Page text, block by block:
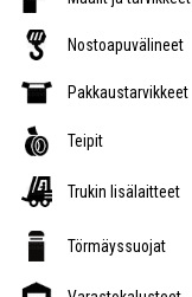
Nostoapuvälineet
Pakkaustarvikkeet
Teipit
Trukin lisälaitteet
Törmäyssuojat